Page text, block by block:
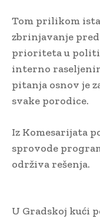
Tom prilikom
zbrinjavanje
prioriteta u
interno
pitanja osnov je
svake porodice.
Iz Komesarijata
sprovode
održiva rešenja.
U Gradskoj kući